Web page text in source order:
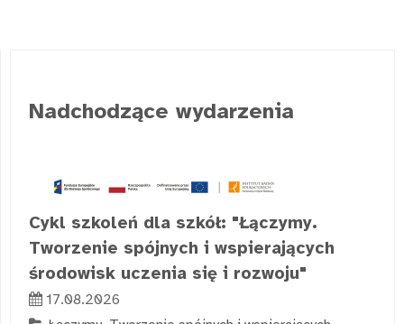
Nadchodzące wydarzenia
Cykl szkoleń dla szkół: "Łączymy.
Tworzenie spójnych i wspierających
środowisk uczenia się i rozwoju"
17.08.2026